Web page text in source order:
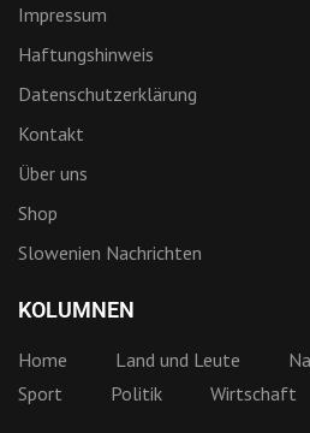
Impressum
Haftungshinweis
Datenschutzerklärung
Kontakt
Über uns
Shop
Slowenien Nachrichten
KOLUMNEN
Home Land und Leute
Sport
Politik Wirtschaft